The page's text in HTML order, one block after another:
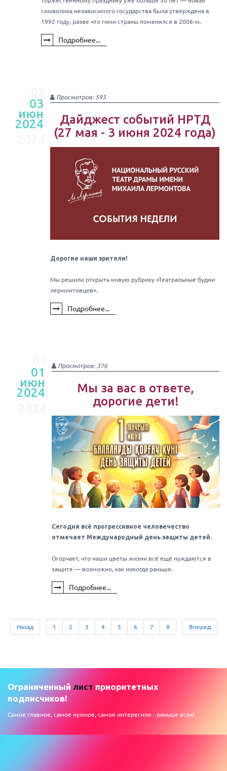
символика независимого государства была утверждена в
1992 году, разве что гимн страны поменялся в 2006-м.
Подробнее...
июн
03
июн
2024
Просмотров: 593
Дайджест событий НРТД
(27 мая - 3 июня 2024 года)
Дорогие наши зрители!
Мы решили открыть новую рубрику «Театральные будни
лермонтовцев».
Подробнее...
июн
01
июн
2024
Просмотров: 376
Мы за вас в ответе,
дорогие дети!
Сегодня всё прогрессивное человечество
отмечает Международный день защиты детей.
Огорчает, что наши цветы жизни всё ещё нуждаются в
защите — возможно, как никогда раньше.
Подробнее...
Назад 1 2 3 4 5 6 7 8 Вперед
Ограниченный лист приоритетных
подписчиков!
Самое главное, самое нужное, самое интересное - раньше всех!